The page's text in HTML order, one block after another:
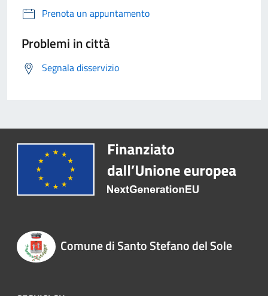
Prenota un appuntamento
Problemi in città
Segnala disservizio
Comune di Santo Stefano del Sole